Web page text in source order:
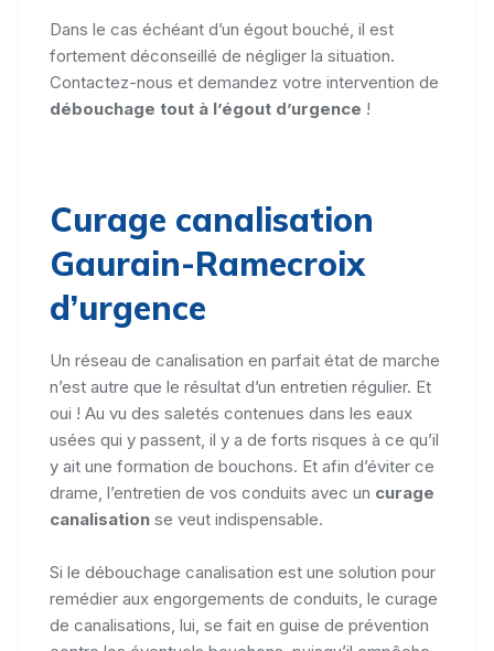
Dans le cas échéant d’un égout bouché, il est
fortement déconseillé de négliger la situation.
Contactez-nous et demandez votre intervention de
débouchage tout à l’égout d’urgence !
Curage canalisation
Gaurain-Ramecroix
d’urgence
Un réseau de canalisation en parfait état de marche
n’est autre que le résultat d’un entretien régulier. Et
oui ! Au vu des saletés contenues dans les eaux
usées qui y passent, il y a de forts risques à ce qu’il
y ait une formation de bouchons. Et afin d’éviter ce
drame, l’entretien de vos conduits avec un curage
canalisation se veut indispensable.
Si le débouchage canalisation est une solution pour
remédier aux engorgements de conduits, le curage
de canalisations, lui, se fait en guise de prévention